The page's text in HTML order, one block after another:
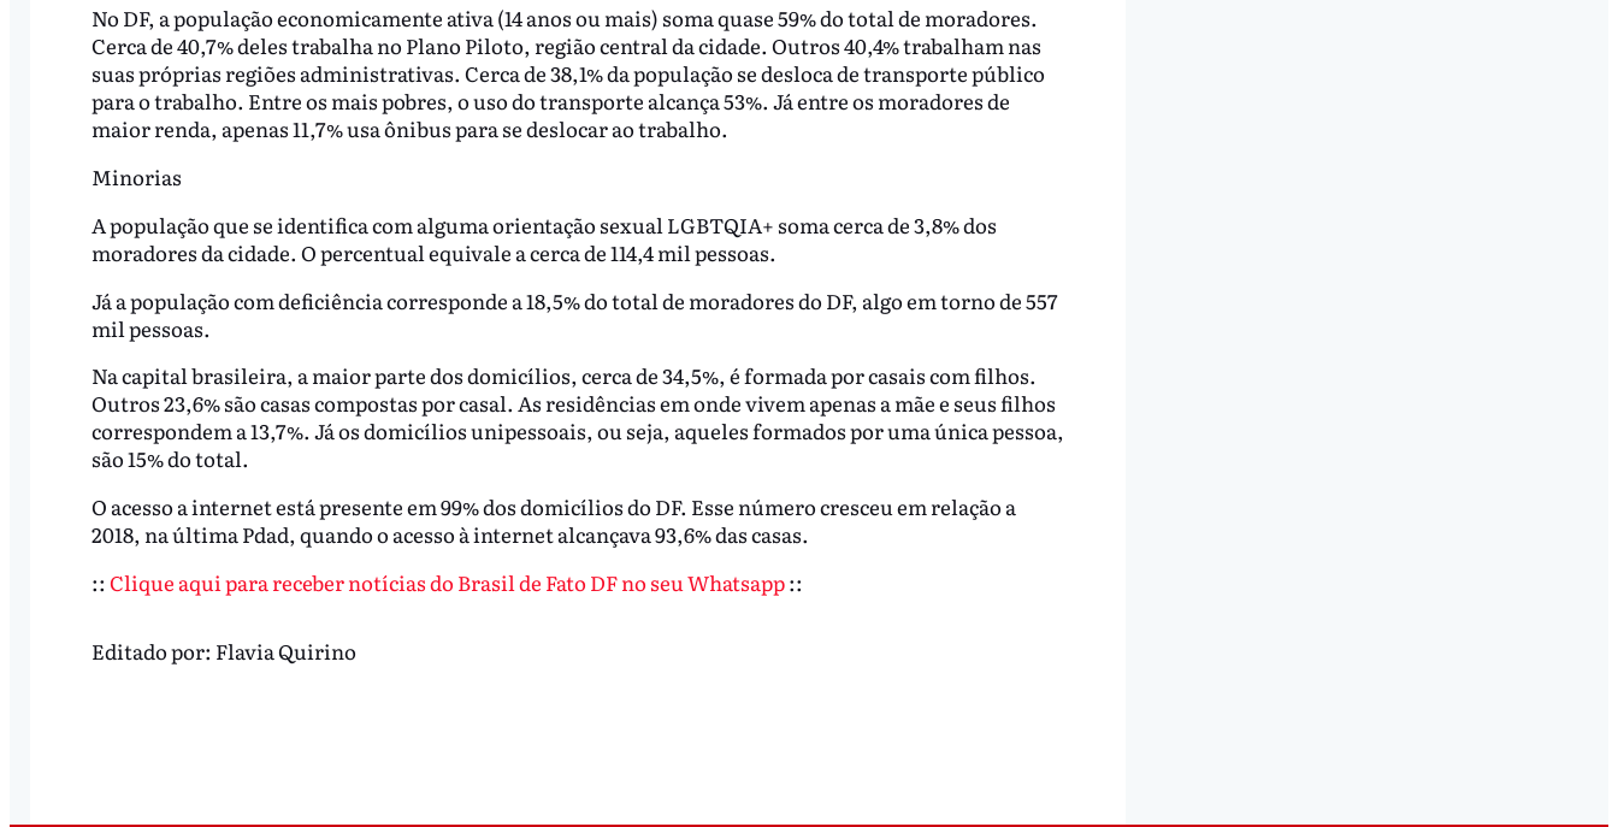
No DF, a população economicamente ativa (14 anos ou mais) soma quase 59% do total de moradores.
Cerca de 40,7% deles trabalha no Plano Piloto, região central da cidade. Outros 40,4% trabalham nas
suas próprias regiões administrativas. Cerca de 38,1% da população se desloca de transporte público
para o trabalho. Entre os mais pobres, o uso do transporte alcança 53%. Já entre os moradores de
maior renda, apenas 11,7% usa ônibus para se deslocar ao trabalho.
Minorias
A população que se identifica com alguma orientação sexual LGBTQIA+ soma cerca de 3,8% dos
moradores da cidade. O percentual equivale a cerca de 114,4 mil pessoas.
Já a população com deficiência corresponde a 18,5% do total de moradores do DF, algo em torno de 557
mil pessoas.
Na capital brasileira, a maior parte dos domicílios, cerca de 34,5%, é formada por casais com filhos.
Outros 23,6% são casas compostas por casal. As residências em onde vivem apenas a mãe e seus filhos
correspondem a 13,7%. Já os domicílios unipessoais, ou seja, aqueles formados por uma única pessoa,
são 15% do total.
O acesso a internet está presente em 99% dos domicílios do DF. Esse número cresceu em relação a
2018, na última Pdad, quando o acesso à internet alcançava 93,6% das casas.
:: Clique aqui para receber notícias do Brasil de Fato DF no seu Whatsapp::
Editado por: Flavia Quirino